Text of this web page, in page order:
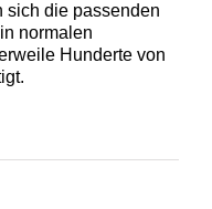
die passenden
normalen
Hunderte von